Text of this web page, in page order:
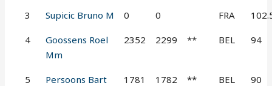
3 Supicic Bruno M 0 0 FRA
4
Goossens Roel
Mm
2352 2299 ** BEL 94
5
Persoons Bart
1781 1782 ** BEL 90